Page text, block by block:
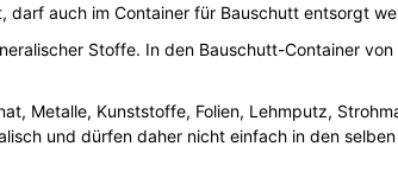
darf auch im Container für Bauschutt entsorgt
Stoffe. In den Bauschutt-Container
Metalle, Kunststoffe, Folien, Lehmputz,
und dürfen daher nicht einfach in den